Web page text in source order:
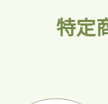
特定